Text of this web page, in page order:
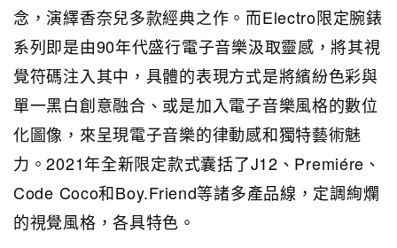
念，演繹香奈兒多款經典之作。而Electro限定腕錶
系列即是由90年代盛行電子音樂汲取靈感，將其視
覺符碼注入其中，具體的表現方式是將繽紛色彩與
單一黑白創意融合、或是加入電子音樂風格的數位
化圖像，來呈現電子音樂的律動感和獨特藝術魅
力。2021年全新限定款式囊括了J12、Premiére、
Code Coco和Boy.Friend等諸多產品線，定調絢爛
的視覺風格，各具特色。